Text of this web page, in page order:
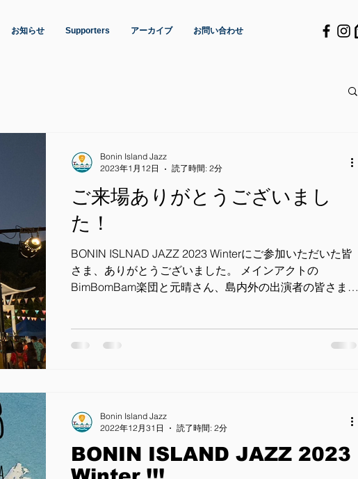
お知らせ Supporters アーカイブ お問い合わせ
ご来場ありがとうございまし
た！
BONIN ISLNAD JAZZ 2023 Winterにご参加いただいた皆
さま、ありがとうございました。 メインアクトの
BimBomBam楽団と元晴さん、島内外の出演者の皆さま、
Bonin Island Jazz
2023年1月12日
読了時間: 2分
BONIN ISLAND JAZZ 2023
Bonin Island Jazz
2022年12月31日
読了時間: 2分